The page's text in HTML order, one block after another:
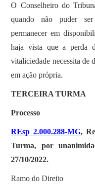
O Conselheiro do
quando não puder ser
permanecer em
haja vista que a perda
vitaliciedade necessita de
em ação própria.
TERCEIRA TURMA
Processo
REsp 2.000.288-MG,
Turma, por
27/10/2022.
Ramo do Direito